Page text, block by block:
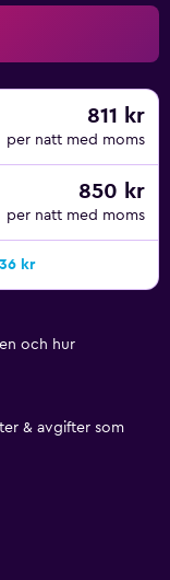
811 kr
per natt med moms
850 kr
per natt med moms
kr
och hur
& avgifter som